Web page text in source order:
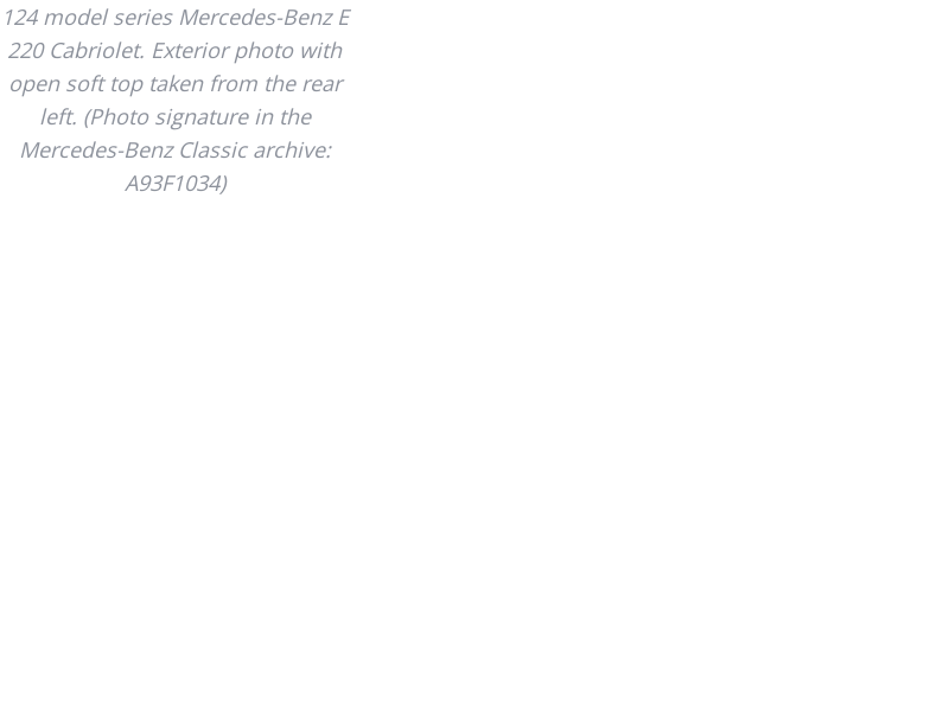
124 model series Mercedes-Benz E
220 Cabriolet. Exterior photo with
open soft top taken from the rear
left. (Photo signature in the
Mercedes-Benz Classic archive:
A93F1034)